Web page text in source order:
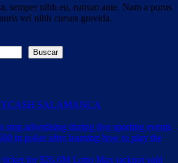
semper nibh eu, rutrum ante. Nam a purus
vel nibh cursus gravida.
Buscar
SALAMANCA
stop advertising during live sporting events
in poker after learning how to play the
ticket for $26.6M Lotto Max jackpot sold